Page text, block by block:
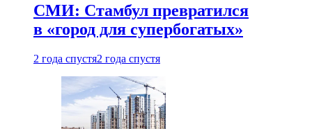
СМИ: Стамбул превратился
в «город для супербогатых»
2 года спустя2 года спустя